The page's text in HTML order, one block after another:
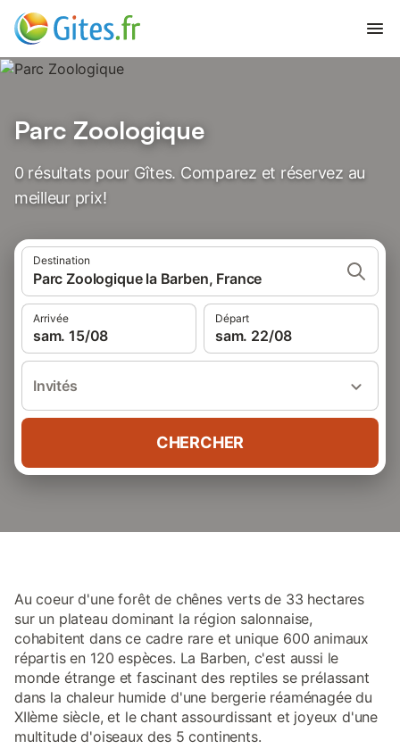
Parc Zoologique
0 résultats pour Gîtes. Comparez et réservez au
meilleur prix!
Destination
Parc Zoologique la Barben, France
Arrivée
sam. 15/08
Départ
sam. 22/08
Invités
CHERCHER
Au coeur d'une forêt de chênes verts de 33 hectares
sur un plateau dominant la région salonnaise,
cohabitent dans ce cadre rare et unique 600 animaux
répartis en 120 espèces. La Barben, c'est aussi le
monde étrange et fascinant des reptiles se prélassant
dans la chaleur humide d'une bergerie réaménagée du
XIIème siècle, et le chant assourdissant et joyeux d'une
multitude d'oiseaux des 5 continents.